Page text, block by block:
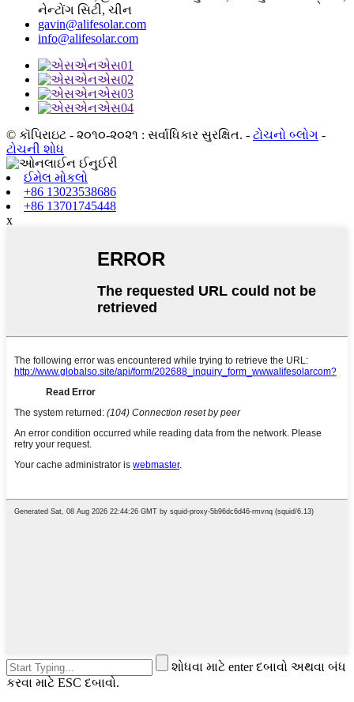
નેન્ટોંગ સિટી, ચીન
gavin@alifesolar.com
info@alifesolar.com
© કૉપિરાઇટ - ૨૦૧૦-૨૦૨૧ : સર્વાધિકાર સુરક્ષિત. - ટોચનો બ્લોગ -
ટોચની શોધ
ઈમેલ મોકલો
+86 13023538686
+86 13701745448
x
શોધવા માટે enter દબાવો અથવા બંધ
કરવા માટે ESC દબાવો.